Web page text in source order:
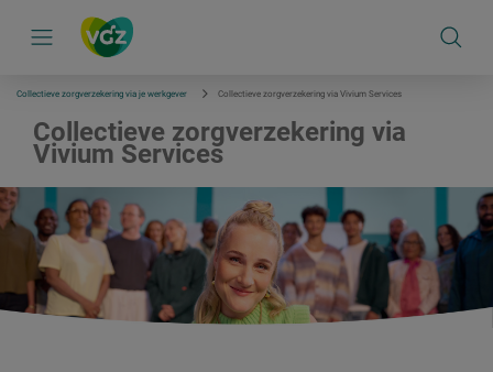
v
Collectieve zorgverzekering via je werkgever Collectieve zorgverzekering via Vivium Services
Collectieve zorgverzekering via
Vivium Services